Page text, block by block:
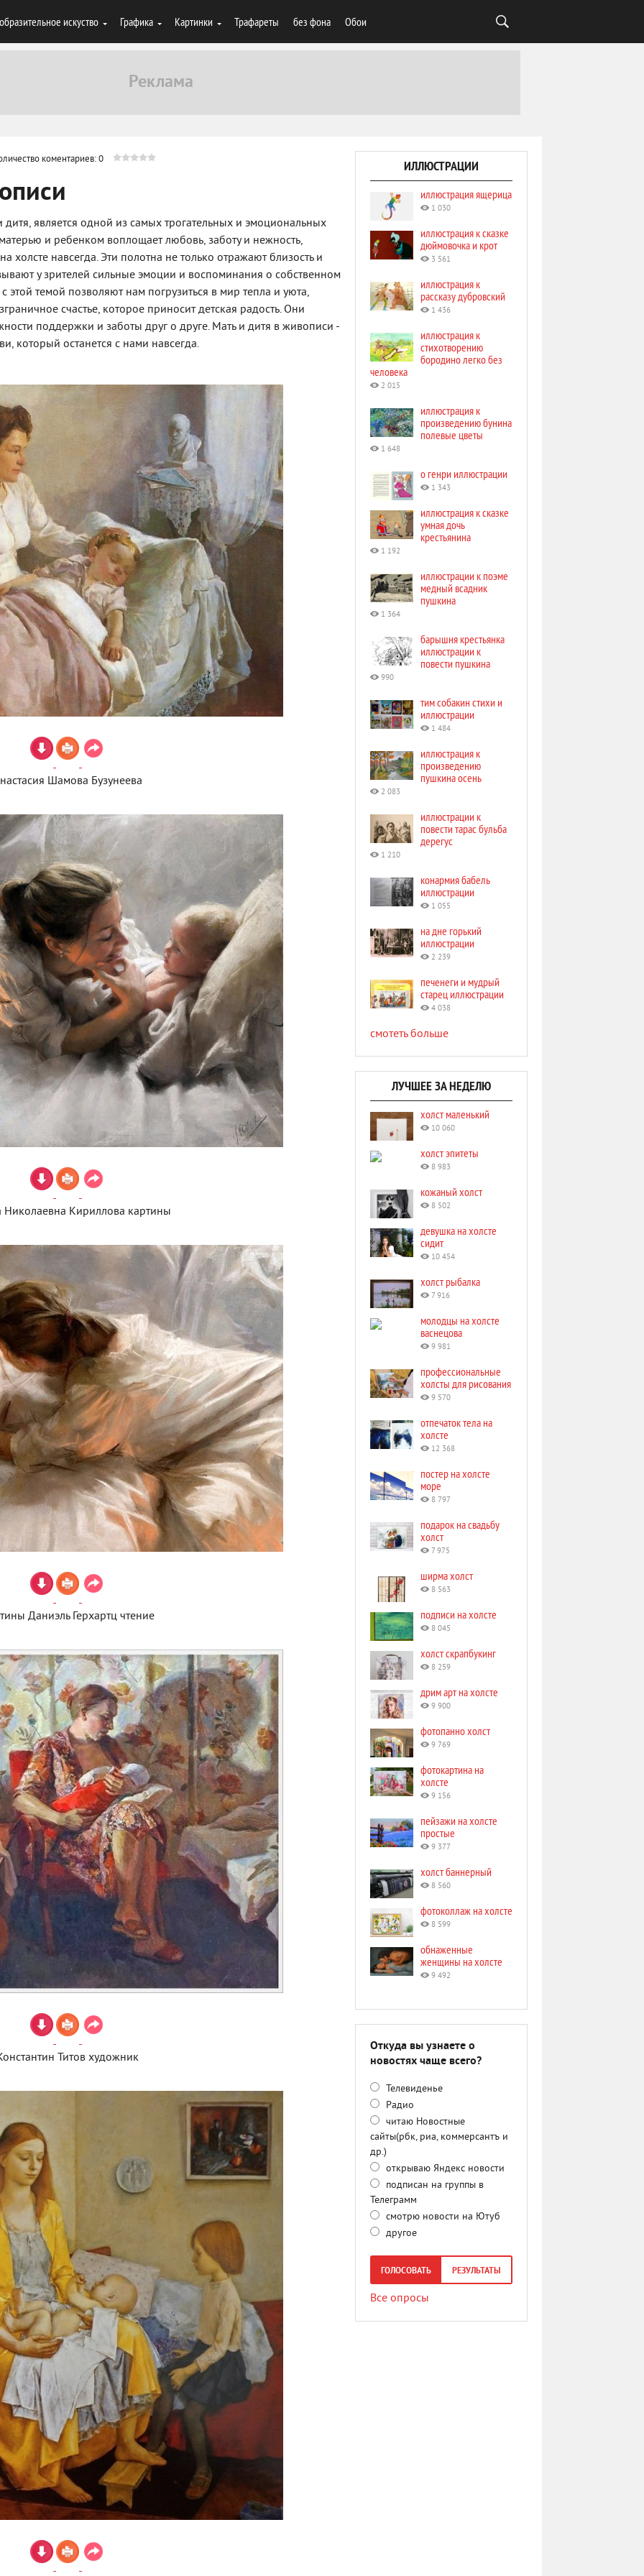
искуство Графика Картинки Трафареты без фона Обои
коментариев: 0
является одной из самых трогательных и эмоциональных
и ребенком воплощает любовь, заботу и нежность,
холсте навсегда. Эти полотна не только отражают близость и
у зрителей сильные эмоции и воспоминания о собственном
этой темой позволяют нам погрузиться в мир тепла и уюта,
счастье, которое приносит детская радость. Они
поддержки и заботы друг о друге. Мать и дитя в живописи -
который останется с нами навсегда.
Шамова Бузунеева
Николаевна Кириллова картины
Даниэль Герхартц чтение
Титов художник
ИЛЛЮСТРАЦИИ
иллюстрация ящерица
1 030
иллюстрация к сказке
дюймовочка и крот
3 561
иллюстрация к
рассказу дубровский
1 436
иллюстрация к
стихотворению
бородино легко без
человека
2 015
иллюстрация к
произведению бунина
полевые цветы
1 648
о генри иллюстрации
1 343
иллюстрация к сказке
умная дочь
крестьянина
1 192
иллюстрации к поэме
медный всадник
пушкина
1 364
барышня крестьянка
иллюстрации к
повести пушкина
990
тим собакин стихи и
иллюстрации
1 484
иллюстрация к
произведению
пушкина осень
2 083
иллюстрации к
повести тарас бульба
дерегус
1 210
конармия бабель
иллюстрации
1 055
на дне горький
иллюстрации
2 239
печенеги и мудрый
старец иллюстрации
4 038
смотеть больше
ЛУЧШЕЕ ЗА НЕДЕЛЮ
холст маленький
10 060
холст эпитеты
8 983
кожаный холст
8 502
девушка на холсте
сидит
10 454
холст рыбалка
7 916
молодцы на холсте
васнецова
9 981
профессиональные
холсты для рисования
9 570
отпечаток тела на
холсте
12 368
постер на холсте
море
8 797
подарок на свадьбу
холст
7 975
ширма холст
8 563
подписи на холсте
8 045
холст скрапбукинг
8 259
дрим арт на холсте
9 900
фотопанно холст
9 769
фотокартина на
холсте
9 156
пейзажи на холсте
простые
9 377
холст баннерный
8 560
фотоколлаж на холсте
8 599
обнаженные
женщины на холсте
9 492
Откуда вы узнаете о
новостях чаще всего?
Телевиденье
Радио
читаю Новостные
сайты(рбк, риа, коммерсантъ и
др.)
открываю Яндекс новости
подписан на группы в
Телеграмм
смотрю новости на Ютуб
другое
ГОЛОСОВАТЬ РЕЗУЛЬТАТЫ
Все опросы